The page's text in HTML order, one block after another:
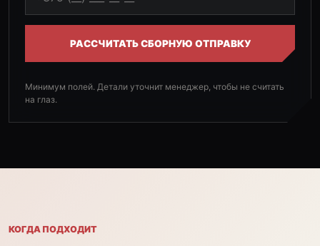
РАССЧИТАТЬ СБОРНУЮ ОТПРАВКУ
Минимум полей. Детали уточнит менеджер, чтобы не считать
на глаз.
КОГДА ПОДХОДИТ